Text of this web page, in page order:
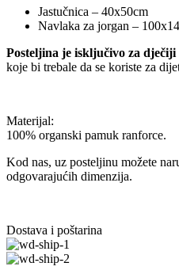
Jastučnica – 40x50cm
Navlaka za jorgan –
Posteljina je isključivo za
koje bi trebale da se koriste za
Materijal:
100% organski pamuk ranforce.
Kod nas, uz posteljinu možete
odgovarajućih dimenzija.
Dostava i poštarina